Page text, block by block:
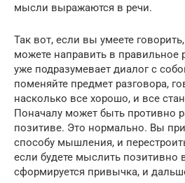
мысли выражаются в речи.
Так вот, если вы умеете
можете направить в правильное
уже подразумевает диалог с
поменяйте предмет разговора,
насколько все хорошо, и все
Поначалу может быть противно
позитиве. Это нормально. Вы
способу мышления, и
если будете мыслить позитивно
сформируется привычка, и